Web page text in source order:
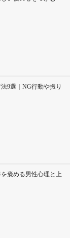
9選｜NG行動や振り
褒める男性心理と上